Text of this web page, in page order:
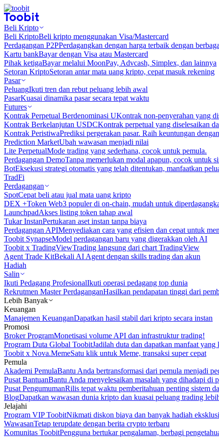
Beli Kripto
Beli KriptoBeli kripto menggunakan Visa/Mastercard
Perdagangan P2PPerdagangkan dengan harga terbaik dengan
Kartu bankBayar dengan Visa atau Mastercard
Pihak ketigaBayar melalui MoonPay, Advcash, Simplex, dan lainnya
Setoran KriptoSetoran antar mata uang kripto, cepat masuk rekening
Pasar
PeluangIkuti tren dan rebut peluang lebih awal
PasarKuasai dinamika pasar secara tepat waktu
Futures
Kontrak Perpetual Berdenominasi UKontrak non-penyerahan yang
Kontrak Berkelanjutan USDCKontrak perpetual yang diselesaikan
Kontrak PeristiwaPrediksi pergerakan pasar. Raih keuntungan
Prediction MarketUbah wawasan menjadi nilai
Lite PerpetualMode trading yang sederhana, cocok untuk pemula.
Perdagangan DemoTanpa memerlukan modal apapun, cocok untuk
BotEksekusi strategi otomatis yang telah ditentukan, manfaatkan
TradFi
Perdagangan
SpotCepat beli atau jual mata uang kripto
DEX +Token Web3 populer di on-chain, mudah untuk
LaunchpadAkses listing token tahap awal
Tukar InstanPertukaran aset instan tanpa biaya
Perdagangan APIMenyediakan cara yang efisien dan cepat untuk
Toobit SynapseModel perdagangan baru yang digerakkan oleh AI
Toobit x TradingViewTrading langsung dari chart TradingView
Agent Trade KitBekali AI Agent dengan skills trading dan akun
Hadiah
Salin
Ikuti Pedagang ProfesionalIkuti operasi pedagang top dunia
Rekrutmen Master PerdaganganHasilkan pendapatan tinggi dari
Lebih Banyak
Keuangan
Manajemen KeuanganDapatkan hasil stabil dari kripto secara instan
Promosi
Broker ProgramMonetisasi volume API dan infrastruktur trading!
Program Duta Global ToobitJadilah duta dan dapatkan manfaat
Toobit x Nova.MemeSatu klik untuk Meme, transaksi super cepat
Pemula
Akademi PemulaBantu Anda bertransformasi dari pemula menjadi
Pusat BantuanBantu Anda menyelesaikan masalah yang dihadapi di
Pusat PengumumanRilis tepat waktu pemberitahuan penting sistem
BlogDapatkan wawasan dunia kripto dan kuasai peluang trading
Jelajahi
Program VIP ToobitNikmati diskon biaya dan banyak hadiah
WawasanTetap terupdate dengan berita crypto terbaru
Komunitas ToobitPengguna bertukar pengalaman, berbagi